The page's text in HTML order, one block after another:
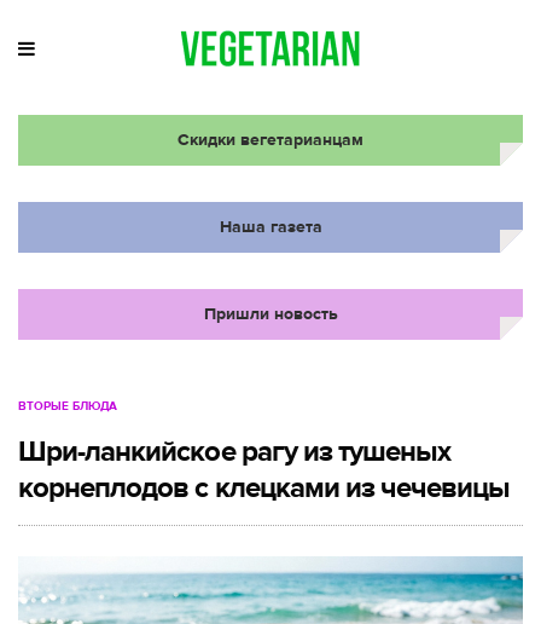
Скидки вегетарианцам
Наша газета
Пришли новость
ВТОРЫЕ БЛЮДА
Шри-ланкийское рагу из тушеных
корнеплодов с клецками из чечевицы